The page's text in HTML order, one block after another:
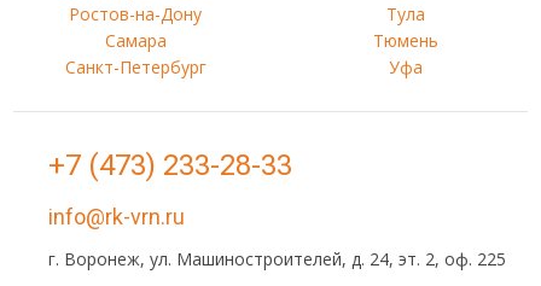
Ростов-на-Дону
Самара
Санкт-Петербург
Тула
Тюмень
Уфа
+7 (473) 233-28-33
info@rk-vrn.ru
г. Воронеж, ул. Машиностроителей, д. 24, эт. 2, оф. 225